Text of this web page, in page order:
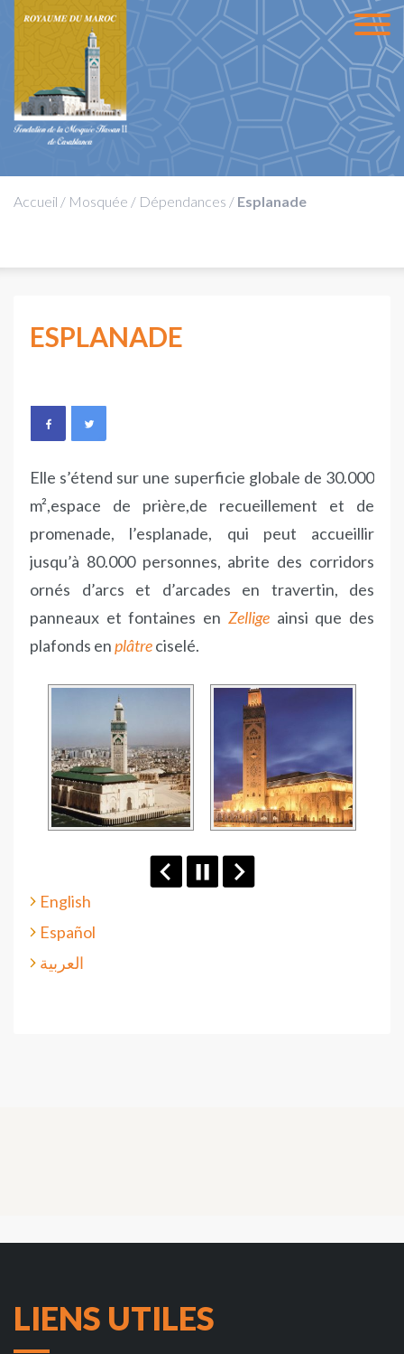
Accueil / Mosquée / Dépendances / Esplanade
ESPLANADE
Elle s’étend sur une superficie globale de 30.000
m²,espace de prière,de recueillement et de
promenade, l’esplanade, qui peut accueillir
jusqu’à 80.000 personnes, abrite des corridors
ornés d’arcs et d’arcades en travertin, des
panneaux et fontaines en Zelligeainsi que des
plafonds enplâtreciselé.
English
Español
العربية
LIENS UTILES